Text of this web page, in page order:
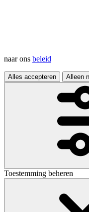
naar ons beleid
Alles accepteren Alleen
Toestemming beheren